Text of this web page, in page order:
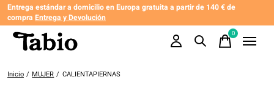
Entrega estándar a domicilio en Europa gratuita a partir de 140 € de
compra Entrega y Devolución
0items
Inicio / MUJER / CALIENTAPIERNAS